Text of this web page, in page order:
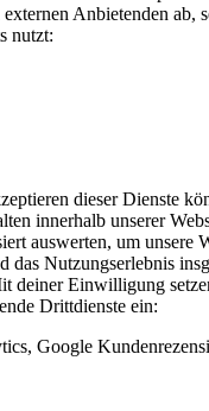
Anbietenden ab,
nutzt:
dieser Dienste
innerhalb unserer
auswerten, um unsere
das Nutzungserlebnis
deiner Einwilligung
Drittdienste ein:
Google